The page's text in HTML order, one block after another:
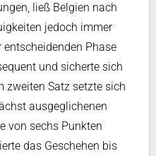
ließ Belgien nach
jedoch immer
Phase
und sicherte sich
zweiten Satz setzte sich
ausgeglichenen
von sechs Punkten
das Geschehen bis